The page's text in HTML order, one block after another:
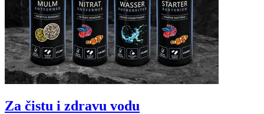
Za čistu i zdravu vodu